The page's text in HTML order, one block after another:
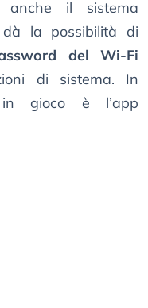
anche il sistema
la possibilità di
del Wi-Fi
di sistema. In
gioco è l’app